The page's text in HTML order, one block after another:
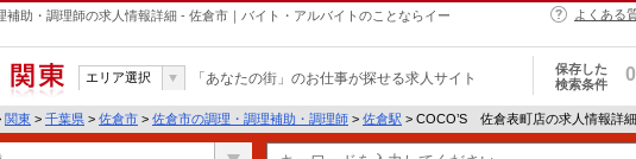
助・調理師の求人情報詳細 - 佐倉市｜バイト・アルバイトのことならイー
よくある
関東
エリア選択 「あなたの街」のお仕事が探せる求人サイト
保存した
検索条件
0
関東 > 千葉県 > 佐倉市 > 佐倉市の調理・調理補助・調理師 > 佐倉駅 > COCO’S 佐倉表町店の求人情報詳細